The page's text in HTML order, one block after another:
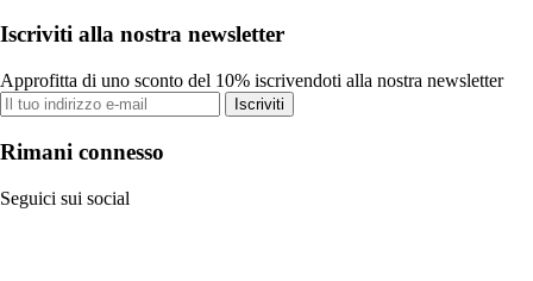
Iscriviti alla nostra newsletter
Approfitta di uno sconto del 10% iscrivendoti alla nostra newsletter
Iscriviti
Rimani connesso
Seguici sui social